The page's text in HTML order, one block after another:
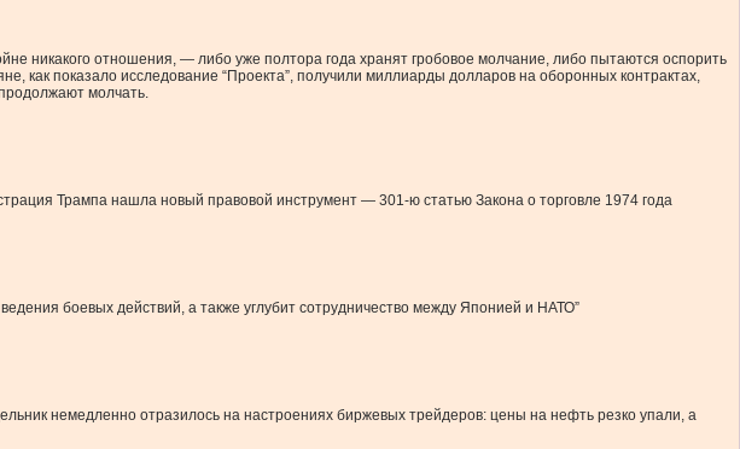
никакого отношения, — либо уже полтора года хранят гробовое молчание, либо пытаются оспорить
как показало исследование “Проекта”, получили миллиарды долларов на оборонных контрактах,
молчать.
Трампа нашла новый правовой инструмент — 301-ю статью Закона о торговле 1974 года
боевых действий, а также углубит сотрудничество между Японией и НАТО”
немедленно отразилось на настроениях биржевых трейдеров: цены на нефть резко упали, а